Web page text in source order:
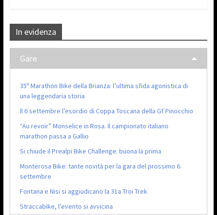
In evidenza
Gare
35ª Marathon Bike della Brianza: l’ultima sfida agonistica di
una leggendaria storia
Il 6 settembre l’esordio di Coppa Toscana della Gf Pinocchio
“Au revoir” Monselice in Rosa. Il campionato italiano
marathon passa a Gallio
Si chiude il Prealpi Bike Challenge: buona la prima
Monterosa Bike: tante novità per la gara del prossimo 6
settembre
Fontana e Nisi si aggiudicano la 31a Troi Trek
Straccabike, l’evento si avvicina